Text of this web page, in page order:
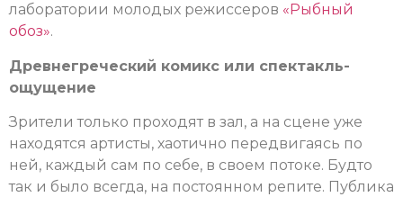
лаборатории молодых режиссеров «Рыбный
обоз».
Древнегреческий комикс или спектакль-
ощущение
Зрители только проходят в зал, а на сцене уже
находятся артисты, хаотично передвигаясь по
ней, каждый сам по себе, в своем потоке. Будто
так и было всегда, на постоянном репите. Публика